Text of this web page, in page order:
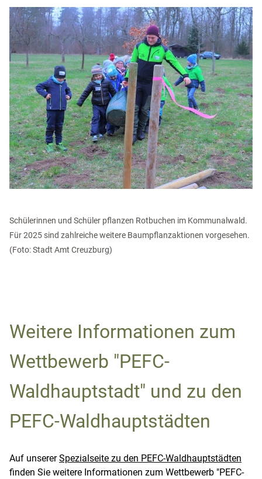
Schülerinnen und Schüler pflanzen Rotbuchen im Kommunalwald.
Für 2025 sind zahlreiche weitere Baumpflanzaktionen vorgesehen.
(Foto: Stadt Amt Creuzburg)
Weitere Informationen zum
Wettbewerb "PEFC-
Waldhauptstadt" und zu den
PEFC-Waldhauptstädten
Auf unsererSpezialseite zu den PEFC-Waldhauptstädten
finden Sie weitere Informationen zum Wettbewerb "PEFC-